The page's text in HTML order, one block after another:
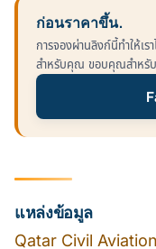
ก่อนราคาขึ้น.
การจองผ่านลิงก์นี้ทำให้เ
สำหรับคุณ ขอบคุณสำหรั
แหล่งข้อมูล
Qatar Civil